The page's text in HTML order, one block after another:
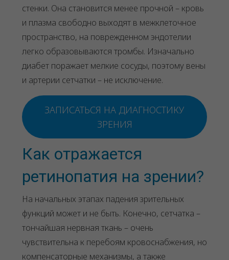
стенки. Она становится менее прочной – кровь
и плазма свободно выходят в межклеточное
пространство, на поврежденном эндотелии
легко образовываются тромбы. Изначально
диабет поражает мелкие сосуды, поэтому вены
и артерии сетчатки – не исключение.
ЗАПИСАТЬСЯ НА ДИАГНОСТИКУ
ЗРЕНИЯ
Как отражается
ретинопатия на зрении?
На начальных этапах падения зрительных
функций может и не быть. Конечно, сетчатка –
тончайшая нервная ткань – очень
чувствительна к перебоям кровоснабжения, но
компенсаторные механизмы, а также